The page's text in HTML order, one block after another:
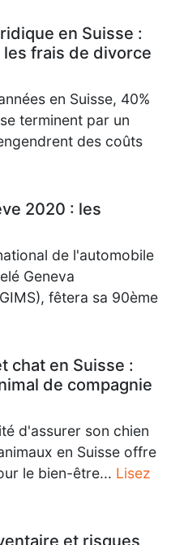
en Suisse :
frais de divorce
en Suisse, 40%
terminent par un
des coûts
2020 : les
de l'automobile
Geneva
fêtera sa 90ème
chat en Suisse :
de compagnie
d'assurer son chien
en Suisse offre
le bien-être... Lisez
et risques